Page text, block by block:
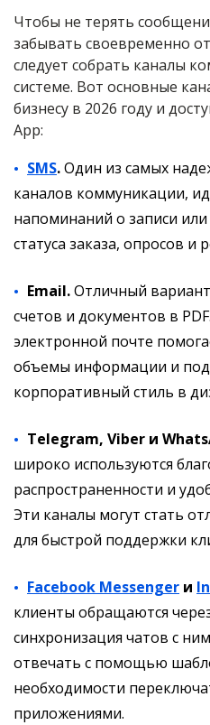
Чтобы не терять
забывать своевременно
следует собрать каналы
системе. Вот основные
бизнесу в 2026 году и
App:
SMS.Один из самых
каналов коммуникации,
напоминаний о записи
статуса заказа, опросов
Email.Отличный
счетов и документов в
электронной почте
объемы информации и
корпоративный стиль в
Telegram, Viber и
широко используются
распространенности и
Эти каналы могут стать
для быстрой поддержки
Facebook Messenger и
клиенты обращаются
синхронизация чатов с
отвечать с помощью
необходимости
приложениями.